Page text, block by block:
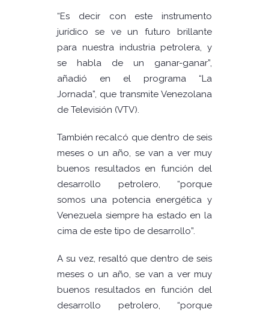
“Es decir con este instrumento
jurídico se ve un futuro brillante
para nuestra industria petrolera, y
se habla de un ganar-ganar”,
añadió en el programa “La
Jornada”, que transmite Venezolana
de Televisión (VTV).
También recalcó que dentro de seis
meses o un año, se van a ver muy
buenos resultados en función del
desarrollo petrolero, “porque
somos una potencia energética y
Venezuela siempre ha estado en la
cima de este tipo de desarrollo”.
A su vez, resaltó que dentro de seis
meses o un año, se van a ver muy
buenos resultados en función del
desarrollo petrolero, “porque